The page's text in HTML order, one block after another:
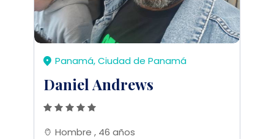
Panamá, Ciudad de Panamá
Daniel Andrews
Hombre , 46 años